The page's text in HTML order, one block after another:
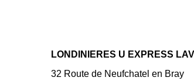
LONDINIERES U EXPRESS
32 Route de Neufchatel en Bray